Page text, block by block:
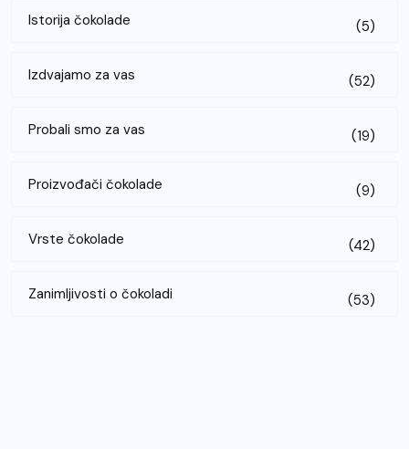
Istorija čokolade (5)
Izdvajamo za vas (52)
Probali smo za vas (19)
Proizvođači čokolade (9)
Vrste čokolade (42)
Zanimljivosti o čokoladi (53)